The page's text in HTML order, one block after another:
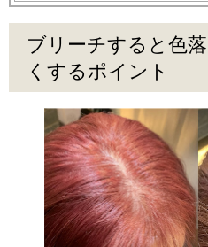
ブリーチすると色
くするポイント